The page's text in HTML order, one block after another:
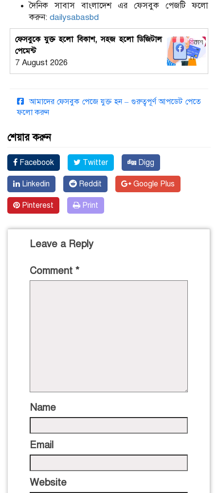
দৈনিক সাবাস বাংলাদেশ এর ফেসবুক পেজটি ফলো
করুন: dailysabasbd
ফেসবুকে যুক্ত হলো বিকাশ, সহজ হলো ডিজিটাল
পেমেন্ট
7 August 2026
আমাদের ফেসবুক পেজে যুক্ত হন – গুরুত্বপূর্ণ আপডেট পেতে
ফলো করুন
শেয়ার করুন
Facebook Twitter Digg
Linkedin Reddit Google Plus
Pinterest Print
Leave a Reply
Comment *
Name
Email
Website